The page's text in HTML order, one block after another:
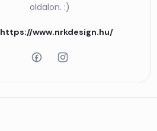
oldalon. :)
https://www.nrkdesign.hu/